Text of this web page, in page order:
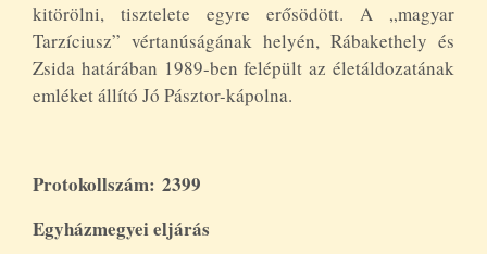
kitörölni, tisztelete egyre erősödött. A „magyar
Tarzíciusz” vértanúságának helyén, Rábakethely és
Zsida határában 1989-ben felépült az életáldozatának
emléket állító Jó Pásztor-kápolna.
Protokollszám: 2399
Egyházmegyei eljárás